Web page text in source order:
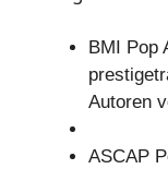
BMI Pop
Autoren
ASCAP